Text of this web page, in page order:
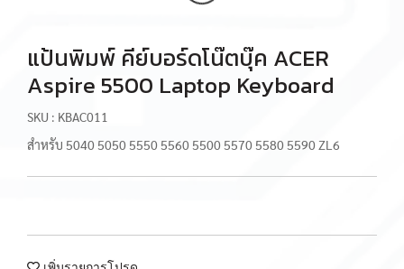
แป้นพิมพ์ คีย์บอร์ดโน๊ตบุ๊ค ACER
Aspire 5500 Laptop Keyboard
SKU : KBAC011
สำหรับ 5040 5050 5550 5560 5500 5570 5580 5590 ZL6